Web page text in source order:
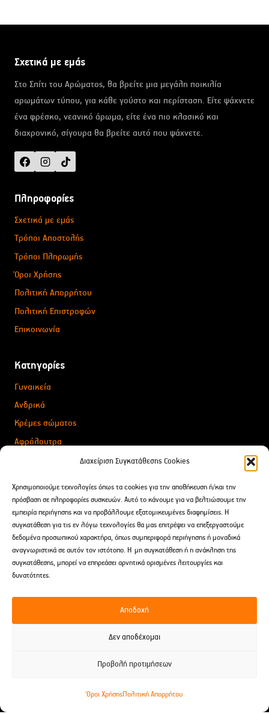
Διαχείριση Συγκατάθεσης Cookies
Χρησιμοποιούμε τεχνολογίες όπως τα cookies για την αποθήκευση ή/και την
πρόσβαση σε πληροφορίες συσκευών. Αυτό το κάνουμε για να βελτιώσουμε την
εμπειρία περιήγησης και να προβάλλουμε εξατομικευμένες διαφημίσεις. Η
συγκατάθεση για τις εν λόγω τεχνολογίες θα μας επιτρέψει να επεξεργαστούμε
δεδομένα προσωπικού χαρακτήρα, όπως συμπεριφορά περιήγησης ή μοναδικά
αναγνωριστικά σε αυτόν τον ιστότοπο. Η μη συγκατάθεση ή η ανάκληση της
συγκατάθεσης, μπορεί να επηρεάσει αρνητικά ορισμένες λειτουργίες και
δυνατότητες.
Αποδοχή
Δεν αποδέχομαι
Προβολή προτιμήσεων
Όροι ΧρήσηςΠολιτική Απορρήτου
Σχετικά με εμάς
Στο Σπίτι του Αρώματος, θα βρείτε μια μεγάλη ποικιλία
αρωμάτων τύπου, για κάθε γούστο και περίσταση. Είτε ψάχνετε
ένα φρέσκο, νεανικό άρωμα, είτε ένα πιο κλασικό και
διαχρονικό, σίγουρα θα βρείτε αυτό που ψάχνετε.
Πληροφορίες
Σχετικά με εμάς
Τρόποι Αποστολής
Τρόποι Πληρωμής
Όροι Χρήσης
Πολιτική Απορρήτου
Πολιτική Επιστροφών
Επικοινωνία
Κατηγορίες
Γυναικεία
Ανδρικά
Κρέμες σώματος
Αφρόλουτρα
After Shave
Επικοινωνία
Δαρειώτου 9 Tρίπολη, Ελλάδα
2710 238691
spititouaromatos2012@gmail.com
© 2026 Το Σπίτι του Αρώματος -